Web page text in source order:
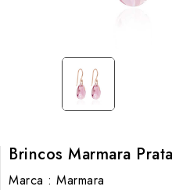
Brincos Marmara
Marca : Marmara